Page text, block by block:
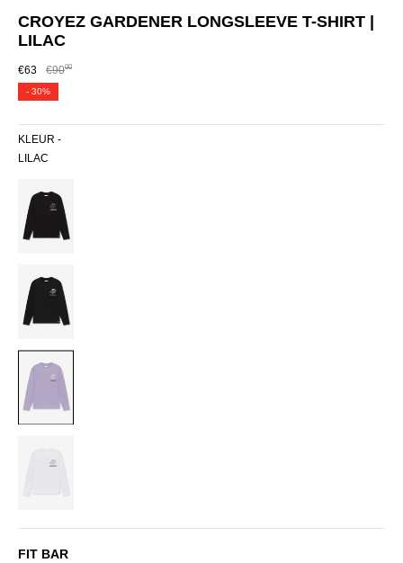
CROYEZ GARDENER LONGSLEEVE T-SHIRT |
LILAC
€63 €9000
- 30%
KLEUR -
LILAC
BLACK
BLACK/PURPLE
LILAC
FIT BAR